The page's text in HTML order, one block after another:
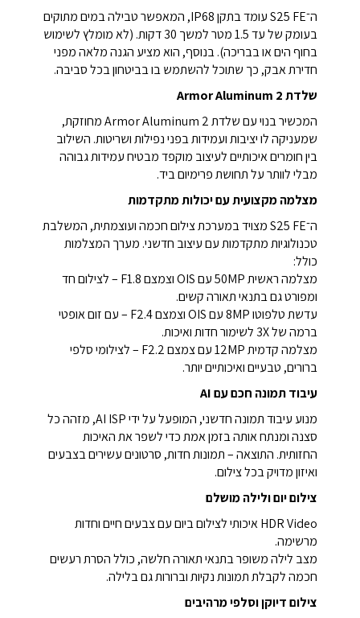
ה־S25 FE עומד בתקן IP68, המאפשר טבילה במים מתוקים
בעומק של עד 1.5 מטר למשך 30 דקות. (לא מומלץ לשימוש
בחוף הים או בבריכה). בנוסף, הוא מציע הגנה מלאה מפני
חדירת אבק, כך שתוכל להשתמש בו בביטחון בכל סביבה.
שלדת Armor Aluminum 2
המכשיר בנוי עם שלדת Armor Aluminum 2 מחוזקת,
שמעניקה לו יציבות ועמידות בפני נפילות ושריטות. השילוב
בין חומרים איכותיים לעיצוב מוקפד מבטיח עמידות גבוהה
מבלי לוותר על תחושת פרימיום ביד.
מצלמה מקצועית עם יכולות מתקדמות
ה־S25 FE מצויד במערכת צילום חכמה ועוצמתית, המשלבת
טכנולוגיות מתקדמות עם עיצוב חדשני. מערך המצלמות
כולל:
מצלמה ראשית 50MP עם OIS וצמצם F1.8 – לצילום חד
ומפורט גם בתנאי תאורה קשים.
עדשת טלפוטו 8MP עם OIS וצמצם F2.4 – עם זום אופטי
ברמה של 3X לשימור חדות ואיכות.
מצלמה קדמית 12MP עם צמצם F2.2 – לצילומי סלפי
ברורים, טבעיים ואיכותיים יותר.
עיבוד תמונה חכם עם AI
מנוע עיבוד תמונה חדשני, המופעל על ידי AI ISP, מזהה כל
סצנה ומנתח אותה בזמן אמת כדי לשפר את האיכות
החזותית. התוצאה – תמונות חדות, סרטונים עשירים בצבעים
ואיזון מדויק בכל צילום.
צילום יום ולילה מושלם
HDR Video איכותי לצילום ביום עם צבעים חיים וחדות
מרשימה.
מצב לילה משופר בתנאי תאורה חלשה, כולל הסרת רעשים
חכמה לקבלת תמונות נקיות וברורות גם בלילה.
צילום דיוקן וסלפי מרהיבים